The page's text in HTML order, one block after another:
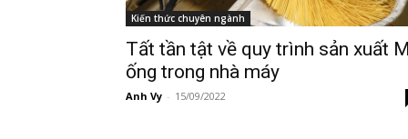
Kiến thức chuyên ngành
Tất tần tật về quy trình sản xuất
ống trong nhà máy
Anh Vy - 15/09/2022